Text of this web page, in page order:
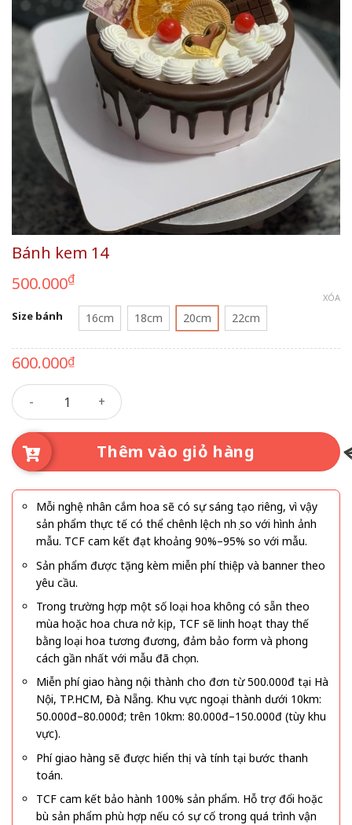
Bánh kem 14
500.000₫
Size bánh 16cm 18cm 20cm 22cm
XÓA
600.000₫
Bánh kem 14 số lượng
Thêm vào giỏ hàng
Mỗi nghệ nhân cắm hoa sẽ có sự sáng tạo riêng, vì vậy
sản phẩm thực tế có thể chênh lệch nhẹ so với hình ảnh
mẫu. TCF cam kết đạt khoảng 90%–95% so với mẫu.
Sản phẩm được tặng kèm miễn phí thiệp và banner theo
yêu cầu.
Trong trường hợp một số loại hoa không có sẵn theo
mùa hoặc hoa chưa nở kịp, TCF sẽ linh hoạt thay thế
bằng loại hoa tương đương, đảm bảo form và phong
cách gần nhất với mẫu đã chọn.
Miễn phí giao hàng nội thành cho đơn từ 500.000đ tại Hà
Nội, TP.HCM, Đà Nẵng. Khu vực ngoại thành dưới 10km:
50.000đ–80.000đ; trên 10km: 80.000đ–150.000đ (tùy khu
vực).
Phí giao hàng sẽ được hiển thị và tính tại bước thanh
toán.
TCF cam kết bảo hành 100% sản phẩm. Hỗ trợ đổi hoặc
bù sản phẩm phù hợp nếu có sự cố trong quá trình vận